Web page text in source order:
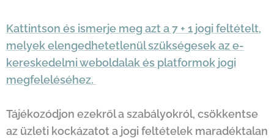
Kattintson és ismerje meg azt a 7 + 1 jogi feltételt,
melyek elengedhetetlenül szükségesek az e-
kereskedelmi weboldalak és platformok jogi
megfeleléséhez.
Tájékozódjon ezekről a szabályokról, csökkentse
az üzleti kockázatot a jogi feltételek maradéktalan